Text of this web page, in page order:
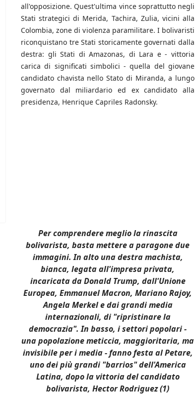
all'opposizione. Quest'ultima vince soprattutto negli
Stati strategici di Merida, Tachira, Zulia, vicini alla
Colombia, zone di violenza paramilitare. I bolivaristi
riconquistano tre Stati storicamente governati dalla
destra: gli Stati di Amazonas, di Lara e - vittoria
carica di significati simbolici - quella del giovane
candidato chavista nello Stato di Miranda, a lungo
governato dal miliardario ed ex candidato alla
presidenza, Henrique Capriles Radonsky.
Per comprendere meglio la rinascita
bolivarista, basta mettere a paragone due
immagini. In alto una destra machista,
bianca, legata all'impresa privata,
incaricata da Donald Trump, dall'Unione
Europea, Emmanuel Macron, Mariano Rajoy,
Angela Merkel e dai grandi media
internazionali, di "ripristinare la
democrazia". In basso, i settori popolari -
una popolazione meticcia, maggioritaria, ma
invisibile per i media - fanno festa al Petare,
uno dei più grandi "barrios" dell'America
Latina, dopo la vittoria del candidato
bolivarista, Hector Rodriguez (1)